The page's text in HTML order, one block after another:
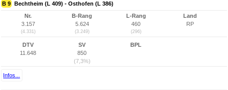
B 9 Bechtheim (L 409) - Osthofen (L 386)
Nr.
3.157
(4.331)
B-Rang
5.624
(3.249)
L-Rang
460
(296)
Land
RP
DTV
11.648
SV
850
(7,3%)
BPL
Infos...